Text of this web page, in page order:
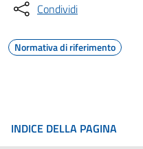
Condividi
Normativa di riferimento
INDICE DELLA PAGINA